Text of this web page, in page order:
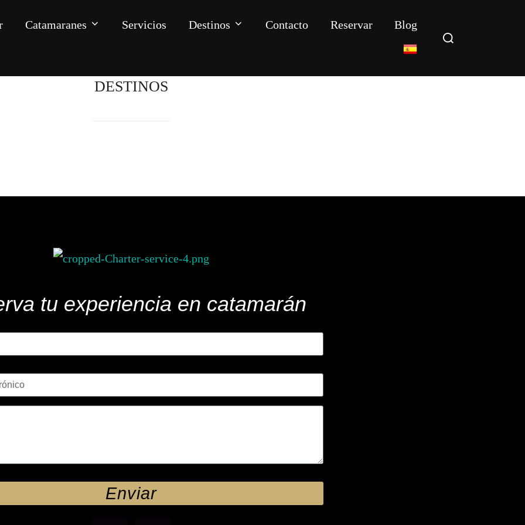
Catamaranes Servicios Destinos Contacto Reservar Blog
DESTINOS
tu experiencia en catamarán
Enviar